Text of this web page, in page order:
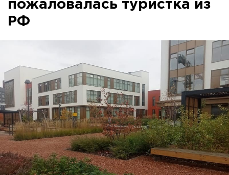
пожаловалась туристка из
РФ